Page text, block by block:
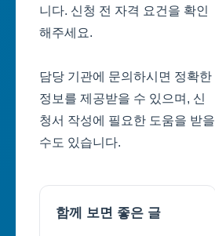
니다. 신청 전 자격 요건을 확인
해주세요.
담당 기관에 문의하시면 정확한
정보를 제공받을 수 있으며, 신
청서 작성에 필요한 도움을 받을
수도 있습니다.
함께 보면 좋은 글